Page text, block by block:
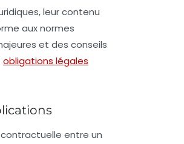
leur contenu
aux normes
et des conseils
obligations légales
entre un